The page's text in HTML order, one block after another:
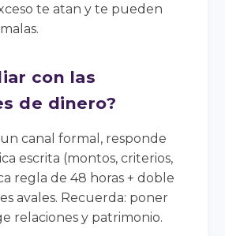
te atan y te pueden
con las
de dinero?
canal formal, responde
escrita (montos, criterios,
regla de 48 horas + doble
avales. Recuerda: poner
relaciones y patrimonio.